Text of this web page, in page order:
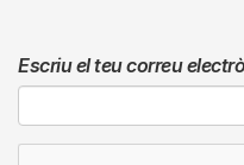
Escriu el teu correu